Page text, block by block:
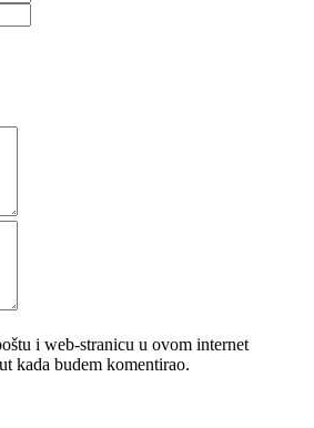
i web-stranicu u ovom internet
kada budem komentirao.